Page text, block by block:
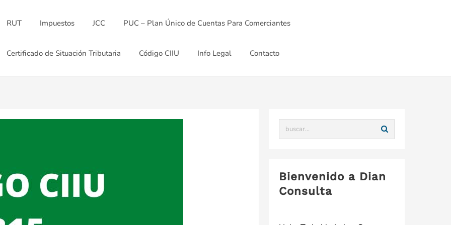
RUT Impuestos JCC PUC – Plan Único de Cuentas Para Comerciantes
Certificado de Situación Tributaria Código CIIU Info Legal Contacto
Bienvenido a Dian
Consulta